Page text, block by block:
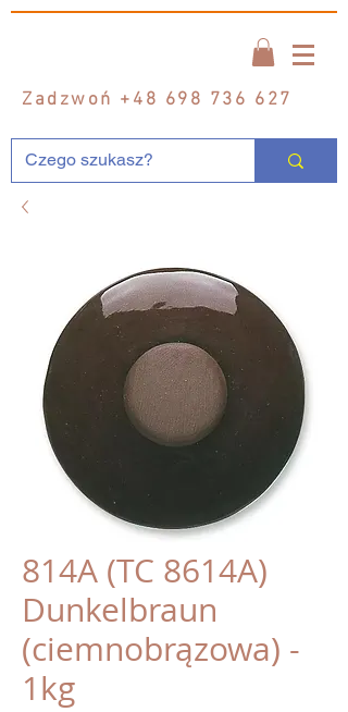
Zadzwoń +48 698 736 627
814A (TC 8614A)
Dunkelbraun
(ciemnobrązowa) -
1kg